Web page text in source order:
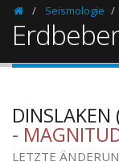
HomepageSeismologie
-
LETZTE